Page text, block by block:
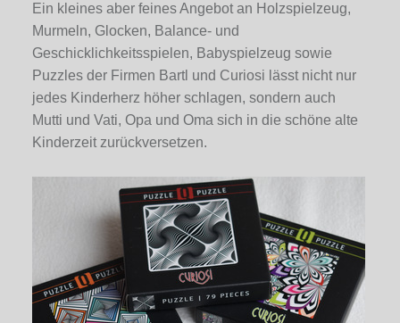
Ein kleines aber feines Angebot an Holzspielzeug,
Murmeln, Glocken, Balance- und
Geschicklichkeitsspielen, Babyspielzeug sowie
Puzzles der Firmen Bartl und Curiosi lässt nicht nur
jedes Kinderherz höher schlagen, sondern auch
Mutti und Vati, Opa und Oma sich in die schöne alte
Kinderzeit zurückversetzen.